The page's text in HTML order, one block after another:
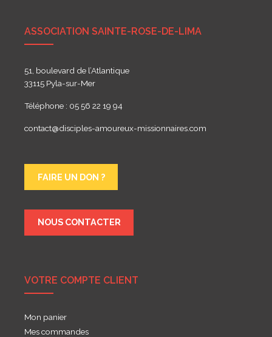
ASSOCIATION SAINTE-ROSE-DE-LIMA
51, boulevard de l’Atlantique
33115 Pyla-sur-Mer
Téléphone : 05 56 22 19 94
contact@disciples-amoureux-missionnaires.com
FAIRE UN DON ?
NOUS CONTACTER
VOTRE COMPTE CLIENT
Mon panier
Mes commandes